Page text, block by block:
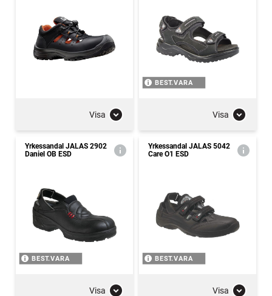
Visa
BEST.VARA
Visa
Yrkessandal JALAS 2902
Daniel OB ESD
BEST.VARA
Visa
Yrkessandal JALAS 5042
Care O1 ESD
BEST.VARA
Visa